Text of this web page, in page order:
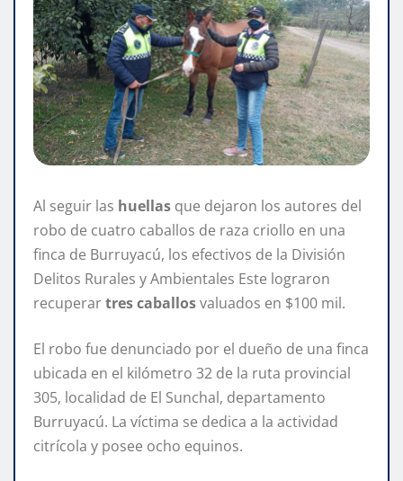
Al seguir las huellas que dejaron los autores del
robo de cuatro caballos de raza criollo en una
finca de Burruyacú, los efectivos de la División
Delitos Rurales y Ambientales Este lograron
recuperartres caballosvaluados en $100 mil.
El robo fue denunciado por el dueño de una finca
ubicada en el kilómetro 32 de la ruta provincial
305, localidad de El Sunchal, departamento
Burruyacú. La víctima se dedica a la actividad
citrícola y posee ocho equinos.